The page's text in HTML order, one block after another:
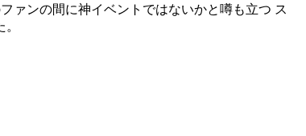
ァンの間に神イベントではないかと噂も立つ ス